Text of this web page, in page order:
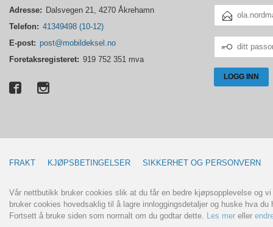
Adresse: Dalsvegen 21, 4270 Åkrehamn
Telefon: 41349498 (10-12)
E-post: post@mobildeksel.no
Foretaksregisteret: 919 752 351 mva
POSTADRESSE
PASSORD
FRAKT KJØPSBETINGELSER SIKKERHET OG PERSONVERN
Vår nettbutikk bruker cookies slik at du får en bedre kjøpsopplevelse og
bruker cookies hovedsaklig til å lagre innloggingsdetaljer og huske hva du
Fortsett å bruke siden som normalt om du godtar dette.
Les mer eller